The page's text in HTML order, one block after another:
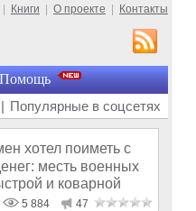
Книги О проекте Контакты
| Популярные в соцсетях
хотел поиметь с
месть военных
и коварной
5 884 47